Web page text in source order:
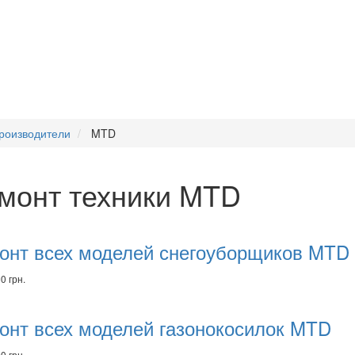
MTD
техники MTD
всех моделей снегоуборщиков MTD
грн.
всех моделей газонокосилок MTD